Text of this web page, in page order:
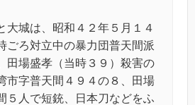
大城は、昭和４２年５月１４
ごろ対立中の暴力団普天間派
田場盛孝（当時３９）殺害の
市字普天間４９４の８、田場
５人で短銃、日本刀などをふ